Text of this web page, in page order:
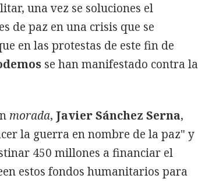
una vez se soluciones el
de paz en una crisis que se
en las protestas de este fin de
se han manifestado contra la
morada, Javier Sánchez Serna,
la guerra en nombre de la paz" y
450 millones a financiar el
estos fondos humanitarios para